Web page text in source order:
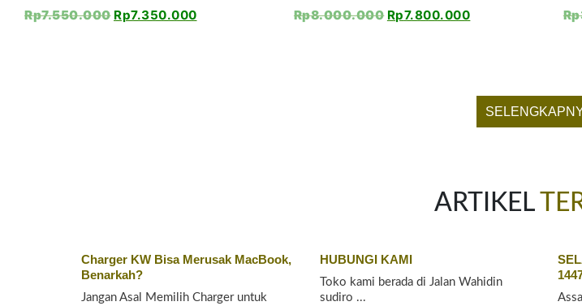
Rp7.550.000 Rp7.350.000 Rp8.000.000 Rp7.800.000 Rp
ARTIKEL
Charger KW Bisa Merusak MacBook,
Benarkah?
Jangan Asal Memilih Charger untuk
HUBUNGI KAMI
Toko kami berada di Jalan Wahidin
sudiro ...